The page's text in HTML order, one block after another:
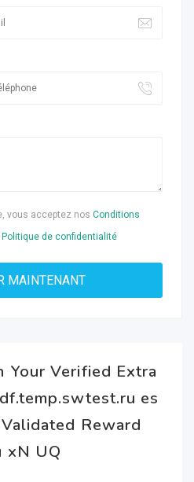
vous acceptez nos Conditions
Politique de confidentialité
Verified Extra
es
Reward
xN UQ